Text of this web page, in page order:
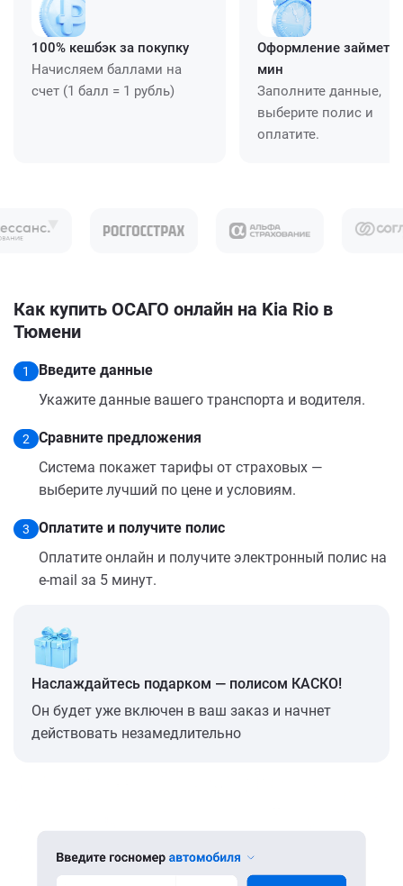
100% кешбэк за покупку
Начисляем баллами на
счет (1 балл = 1 рубль)
Оформление займет
мин
Заполните данные,
выберите полис и
оплатите.
Как купить ОСАГО онлайн на Kia Rio в
Тюмени
1
Введите данные
Укажите данные вашего транспорта и водителя.
2
Сравните предложения
Система покажет тарифы от страховых —
выберите лучший по цене и условиям.
3
Оплатите и получите полис
Оплатите онлайн и получите электронный полис на
e-mail за 5 минут.
Наслаждайтесь подарком — полисом КАСКО!
Он будет уже включен в ваш заказ и начнет
действовать незамедлительно